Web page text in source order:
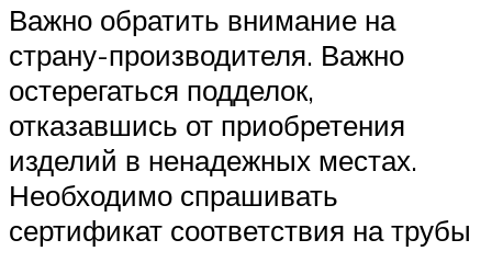
Важно обратить внимание на
страну-производителя. Важно
остерегаться подделок,
отказавшись от приобретения
изделий в ненадежных местах.
Необходимо спрашивать
сертификат соответствия на трубы